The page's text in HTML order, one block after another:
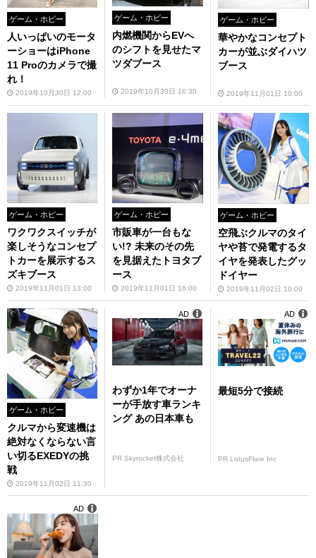
ゲーム・ホビー
人いっぱいのモータ
ーショーはiPhone
11 Proのカメラで撮
れ！
2019年10月30日 12:00
ゲーム・ホビー
内燃機関からEVへ
のシフトを見せたマ
ツダブース
2019年10月30日 16:30
ゲーム・ホビー
華やかなコンセプト
カーが並ぶダイハツ
ブース
2019年11月01日 10:00
ゲーム・ホビー
ワクワクスイッチが
楽しそうなコンセプ
トカーを展示するス
ズキブース
2019年11月01日 13:00
ゲーム・ホビー
市販車が一台もな
い!? 未来のその先
を見据えたトヨタブ
ース
2019年11月01日 16:00
ゲーム・ホビー
空飛ぶクルマのタイ
ヤや苔で発電するタ
イヤを発表したグッ
ドイヤー
2019年11月02日 10:00
ゲーム・ホビー
クルマから変速機は
絶対なくならない言
い切るEXEDYの挑
戦
2019年11月02日 11:30
わずか1年でオーナ
ーが手放す車ランキ
ング あの日本車も
PR Skyrocket株式会社
AD
最短5分で接続
PR LotusFlare Inc
AD
AD